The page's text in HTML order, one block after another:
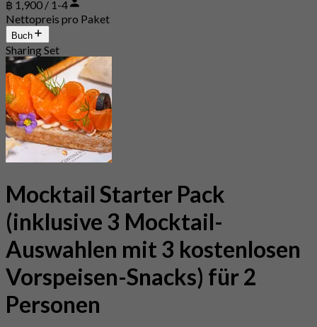
฿ 1,900 / 1-4
Nettopreis pro Paket
Buch
Sharing Set
Mocktail Starter Pack
(inklusive 3 Mocktail-
Auswahlen mit 3 kostenlosen
Vorspeisen-Snacks) für 2
Personen